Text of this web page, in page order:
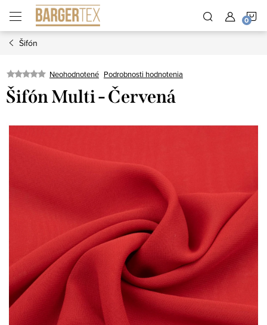
obsah
Šifón
Neohodnotené Podrobnosti hodnotenia
Šifón Multi - Červená